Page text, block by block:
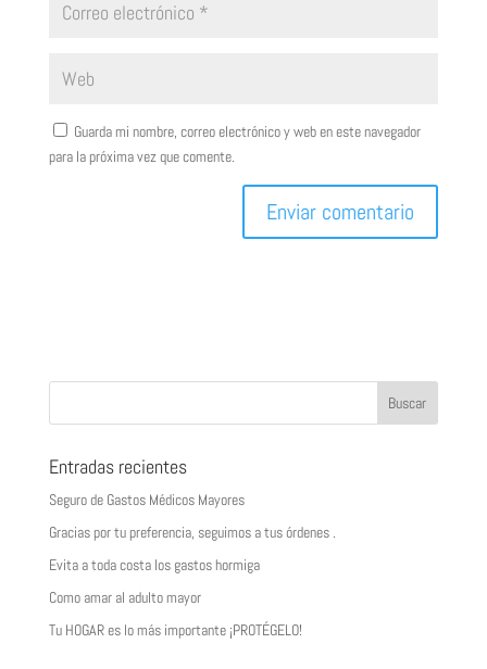
Guarda mi nombre, correo electrónico y web en este navegador
para la próxima vez que comente.
Entradas recientes
Seguro de Gastos Médicos Mayores
Gracias por tu preferencia, seguimos a tus órdenes .
Evita a toda costa los gastos hormiga
Como amar al adulto mayor
Tu HOGAR es lo más importante ¡PROTÉGELO!